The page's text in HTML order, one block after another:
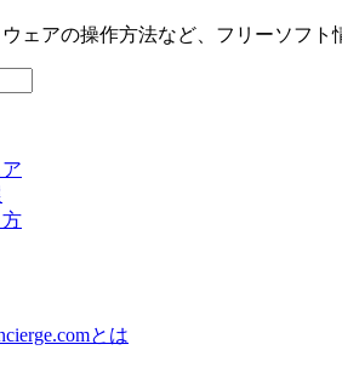
ェアの操作方法など、フリーソフト
とは